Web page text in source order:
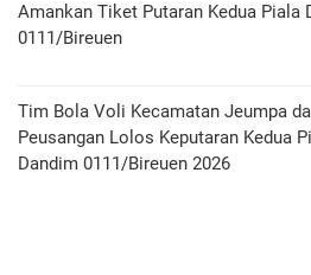
Amankan Tiket Putaran Kedua Piala
0111/Bireuen
Tim Bola Voli Kecamatan Jeumpa
Peusangan Lolos Keputaran Kedua
Dandim 0111/Bireuen 2026